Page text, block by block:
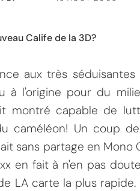
Calife de la 3D?
aux très séduisantes
à l'origine pour du
montré capable de
caméléon! Un coup
sans partage en Mono
en fait à n'en pas
LA carte la plus